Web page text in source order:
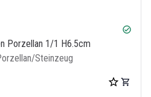
check_circle
Porzellan 1/1 H6.5cm
Steinzeug